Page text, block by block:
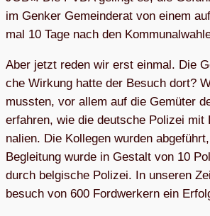
im Gen­ker Gemein­de­rat von einem
mal 10 Tage nach den
Aber jetzt reden wir erst ein­mal. Die
che Wir­kung hatte der Besuch dort?
muss­ten, vor allem auf die Gemü­ter
erfah­ren, wie die deut­sche Poli­zei
nalien. Die Kolle­gen wur­den
Beglei­tung wurde in Gestalt von 10
durch belgi­sche Poli­zei. In unse­ren
besuch von 600 Ford­wer­kern ein